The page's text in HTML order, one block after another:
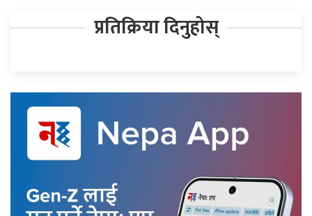
प्रतिक्रिया दिनुहोस्